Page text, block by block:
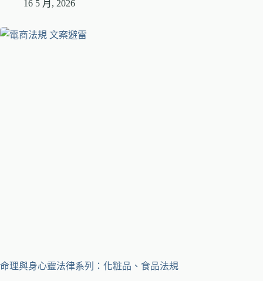
16 5 月, 2026
命理與身心靈法律系列：化粧品、食品法規